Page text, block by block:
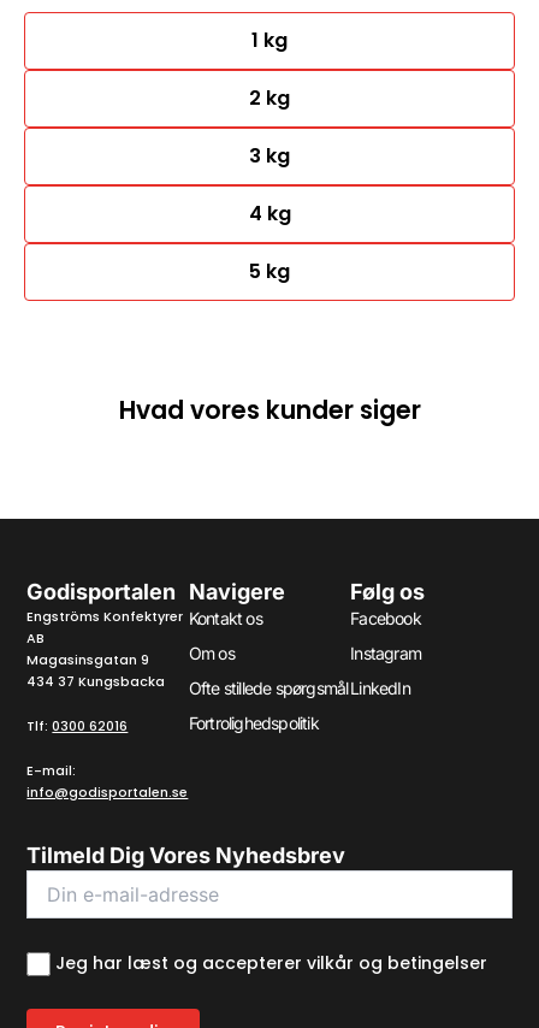
1 kg
2 kg
3 kg
4 kg
5 kg
Hvad vores kunder siger
Godisportalen
Engströms Konfektyrer
AB
Magasinsgatan 9
434 37 Kungsbacka
Tlf:0300 62016
E-mail:
info@godisportalen.se
Navigere
Kontakt os
Om os
Ofte stillede spørgsmål
Fortrolighedspolitik
Følg os
Facebook
Instagram
LinkedIn
Tilmeld Dig Vores Nyhedsbrev
Jeg har læst og accepterer vilkår og betingelser